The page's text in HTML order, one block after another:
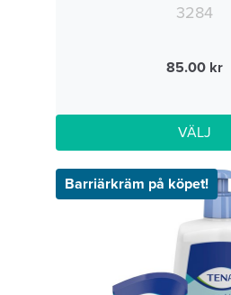
3284
85.00
VÄLJ
Barriärkräm på köpet!